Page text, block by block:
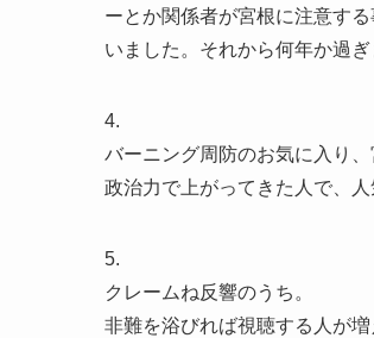
ーとか関係者が宮根に注意す
いました。それから何年か過
4.
バーニング周防のお気に入り
政治力で上がってきた人で、
5.
クレームね反響のうち。
非難を浴びれば視聴する人が増